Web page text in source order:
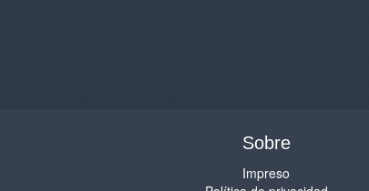
Sobre
Impreso